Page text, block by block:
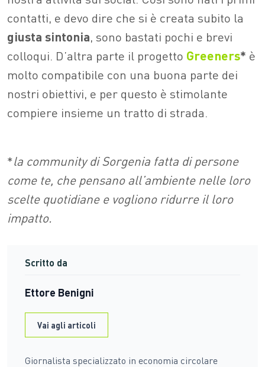
contatti, e devo dire che si è creata subito la
giusta sintonia, sono bastati pochi e brevi
colloqui. D’altra parte il progetto Greeners* è
molto compatibile con una buona parte dei
nostri obiettivi, e per questo è stimolante
compiere insieme un tratto di strada.
*la community di Sorgenia fatta di persone
come te, che pensano all’ambiente nelle loro
scelte quotidiane e vogliono ridurre il loro
impatto.
Scritto da
Ettore Benigni
Vai agli articoli
Giornalista specializzato in economia circolare